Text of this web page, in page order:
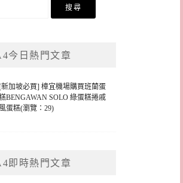
今日熱門文章
[新加坡必買] 樟宜機場購買班蘭蛋
BENGAWAN SOLO 綠蛋糕捲戚
蛋糕(瀏覽：29)
即時熱門文章